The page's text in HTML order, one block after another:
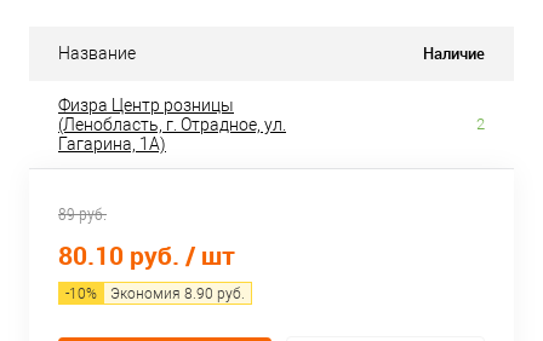
89 руб.
80.10 руб. / шт
-10% Экономия 8.90 руб.
Название Наличие
Физра Центр розницы
(Ленобласть, г. Отрадное, ул.
Гагарина, 1А)
2